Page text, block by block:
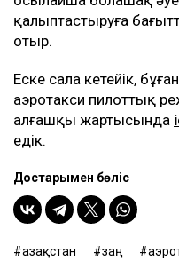
қалыптастыруға
отыр.
Еске сала кетейік,
аэротакси пилоттық
алғашқы жартысында
едік.
Достарыңмен бөліс
Қазақстан заң